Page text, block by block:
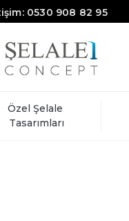
0530 908 82 95
Özel Şelale
Tasarımları